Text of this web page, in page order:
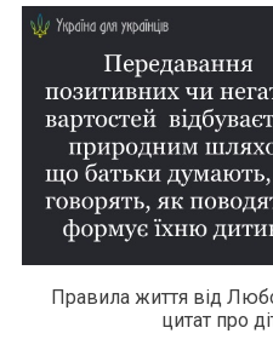
Правила життя від
цитат про